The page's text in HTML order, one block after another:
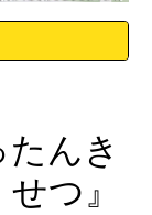
んき
せつ』